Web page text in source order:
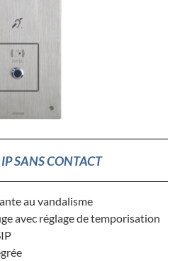
SANS CONTACT
au vandalisme
avec réglage de temporisation